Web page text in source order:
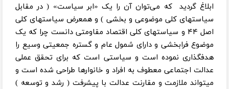
ابلاغ گردید که می‌توان آن را یک «ابر سیاست» ( در مقابل
سیاستهای کلی موضوعی و بخشی ) و همعرض سیاستهای کلی
اصل ۴۴ و سیاستهای کلی اقتصاد مقاومتی دانست چرا که یک
موضوع فرابخشی و دارای شمول عام و گستره جمعیتی وسیع را
هدفگذاری نموده است و سیاستی است که برای تحقق عملی
عدالت اجتماعی معطوف به افراد و خانوارها طراحی شده است و
میتواند ملازمت و مقارنت عدالت با پیشرفت ( رشد و توسعه )